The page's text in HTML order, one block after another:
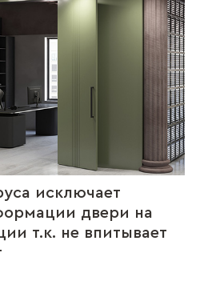
исключает
двери на
т.к. не впитывает